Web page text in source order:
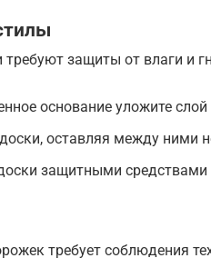
защиты от влаги и
основание уложите
оставляя между ними
защитными
требует соблюдения